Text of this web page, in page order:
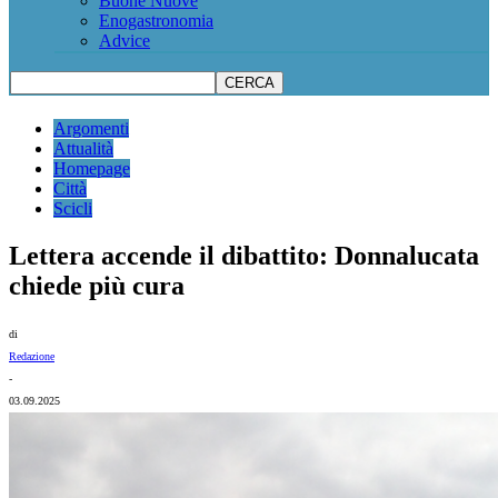
Enogastronomia
Advice
Argomenti
Attualità
Homepage
Città
Scicli
Lettera accende il dibattito: Donnalucata
chiede più cura
di
Redazione
-
03.09.2025